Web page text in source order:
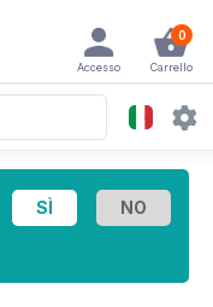
0
Carrello
Accesso